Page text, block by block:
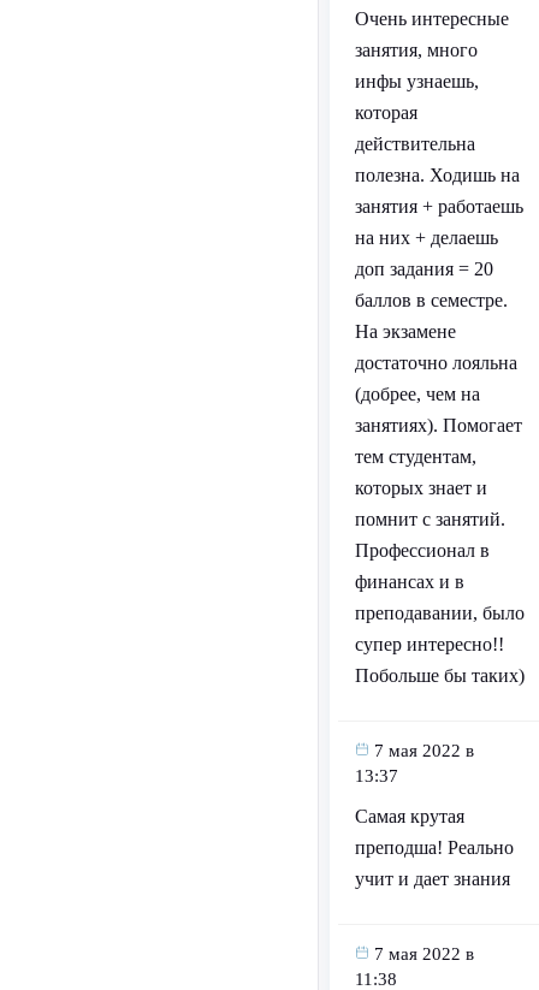
Очень интересные
занятия, много
инфы узнаешь,
которая
действительна
полезна. Ходишь на
занятия + работаешь
на них + делаешь
доп задания = 20
баллов в семестре.
На экзамене
достаточно лояльна
(добрее, чем на
занятиях). Помогает
тем студентам,
которых знает и
помнит с занятий.
Профессионал в
финансах и в
преподавании, было
супер интересно!!
Побольше бы таких)
7 мая 2022 в
13:37
Самая крутая
преподша! Реально
учит и дает знания
7 мая 2022 в
11:38